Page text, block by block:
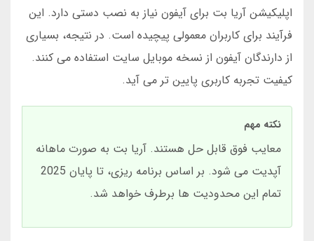
اپلیکیشن آریا بت برای آیفون نیاز به نصب دستی دارد. این
فرآیند برای کاربران معمولی پیچیده است. در نتیجه، بسیاری
از دارندگان آیفون از نسخه موبایل سایت استفاده می کنند.
کیفیت تجربه کاربری پایین تر می آید.
نکته مهم
معایب فوق قابل حل هستند. آریا بت به صورت ماهانه
آپدیت می شود. بر اساس برنامه ریزی، تا پایان 2025
تمام این محدودیت ها برطرف خواهد شد.